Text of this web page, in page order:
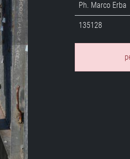
Ph. Marco Erba
135128